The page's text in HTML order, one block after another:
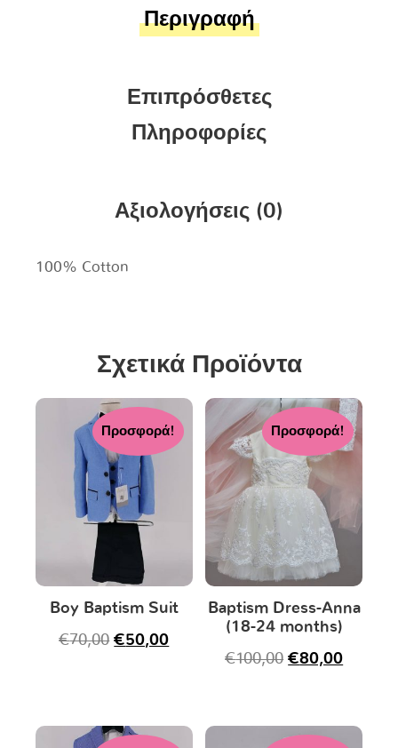
Περιγραφή
Επιπρόσθετες
Πληροφορίες
Αξιολογήσεις (0)
100% Cotton
Σχετικά Προϊόντα
Προσφορά!
Boy Baptism Suit
€70,00 €50,00
Προσφορά!
Baptism Dress-Anna
(18-24 months)
€100,00 €80,00